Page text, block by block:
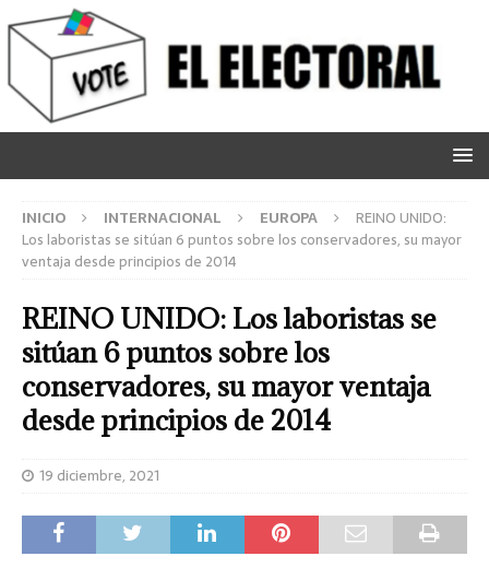
INICIO INTERNACIONAL EUROPA
REINO UNIDO:
Los laboristas se sitúan 6 puntos sobre los conservadores, su mayor
ventaja desde principios de 2014
REINO UNIDO: Los laboristas se
sitúan 6 puntos sobre los
conservadores, su mayor ventaja
desde principios de 2014
19 diciembre, 2021